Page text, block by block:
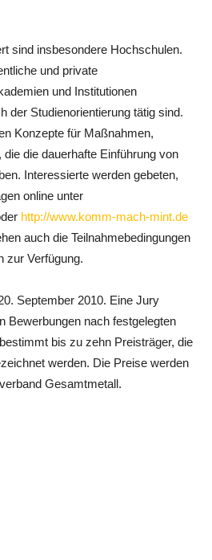
sind insbesondere Hochschulen.
und private
und Institutionen
der Studienorientierung tätig sind.
Konzepte für Maßnahmen,
die dauerhafte Einführung von
Interessierte werden gebeten,
online unter
http://www.komm-mach-mint.de
auch die Teilnahmebedingungen
zur Verfügung.
September 2010. Eine Jury
Bewerbungen nach festgelegten
bis zu zehn Preisträger, die
werden. Die Preise werden
Gesamtmetall.